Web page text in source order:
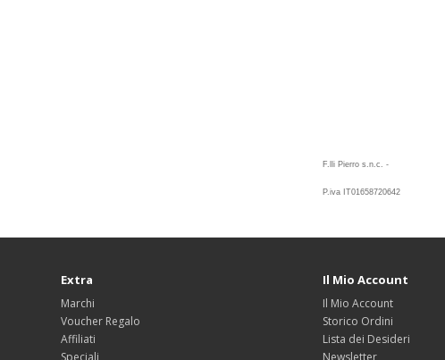
F.lli Pierro s.n.c. -
P.iva IT01658720642
Extra
Marchi
Voucher Regalo
Affiliati
Speciali
Il Mio Account
Il Mio Account
Storico Ordini
Lista dei Desideri
Newsletter